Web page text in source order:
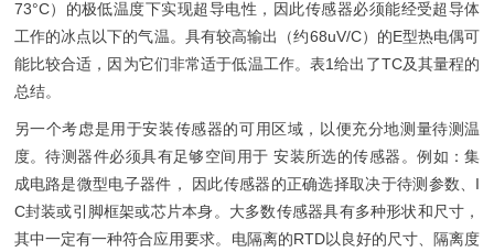
73°C）的极低温度下实现超导电性，因此传感器必须能经受超导体
工作的冰点以下的气温。具有较高输出（约68uV/C）的E型热电偶可
能比较合适，因为它们非常适于低温工作。表1给出了TC及其量程的
总结。
另一个考虑是用于安装传感器的可用区域，以便充分地测量待测温
度。待测器件必须具有足够空间用于 安装所选的传感器。例如：集
成电路是微型电子器件， 因此传感器的正确选择取决于待测参数、I
C封装或引脚框架或芯片本身。大多数传感器具有多种形状和尺寸，
其中一定有一种符合应用要求。电隔离的RTD以良好的尺寸、隔离度